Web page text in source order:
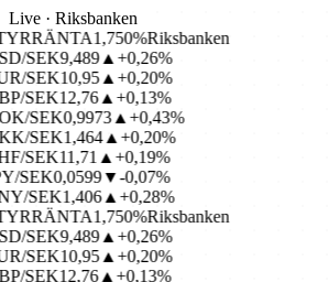
Live · Riksbanken
1,750%Riksbanken
SEK9,489▲+0,26%
SEK10,95▲+0,20%
SEK12,76▲+0,13%
SEK0,9973▲+0,43%
SEK1,464▲+0,20%
SEK11,71▲+0,19%
SEK0,0599▼-0,07%
SEK1,406▲+0,28%
1,750%Riksbanken
SEK9,489▲+0,26%
SEK10,95▲+0,20%
SEK12,76▲+0,13%